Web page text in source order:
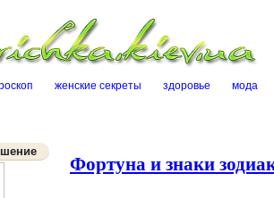
женские секреты здоровье мода
Фортуна и знаки